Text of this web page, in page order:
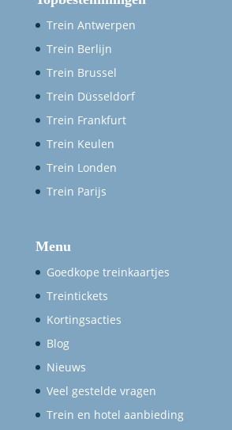
Trein Antwerpen
Trein Berlijn
Trein Brussel
Trein Düsseldorf
Trein Frankfurt
Trein Keulen
Trein Londen
Trein Parijs
Menu
Goedkope treinkaartjes
Treintickets
Kortingsacties
Blog
Nieuws
Veel gestelde vragen
Trein en hotel aanbieding